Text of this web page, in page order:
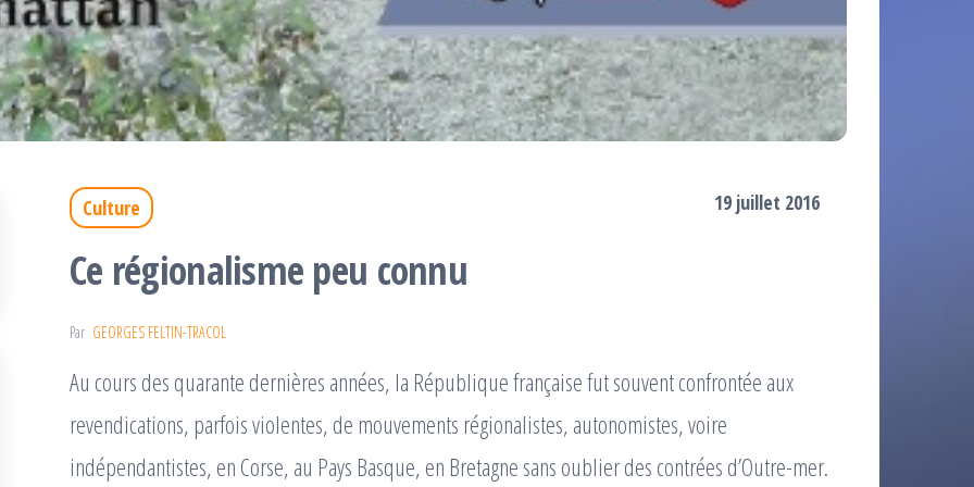
Culture 19 juillet 2016
Ce régionalisme peu connu
Par GEORGES FELTIN-TRACOL
Au cours des quarante dernières années, la République française fut souvent confrontée aux
revendications, parfois violentes, de mouvements régionalistes, autonomistes, voire
indépendantistes, en Corse, au Pays Basque, en Bretagne sans oublier des contrées d’Outre-mer.